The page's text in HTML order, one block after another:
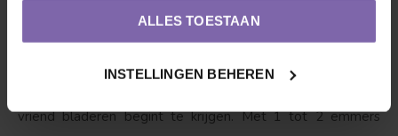
ALLES TOESTAAN
INSTELLINGEN BEHEREN
Ja, zeker als hij net is geplant is het van belang
vriend bladeren begint te krijgen. Met 1 tot 2 emmers